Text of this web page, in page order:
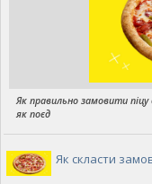
Як правильно замовити піцу
як поєд
Як скласти